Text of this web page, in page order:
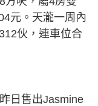
元。天瀧一周內
伙，連車位合
日售出Jasmine